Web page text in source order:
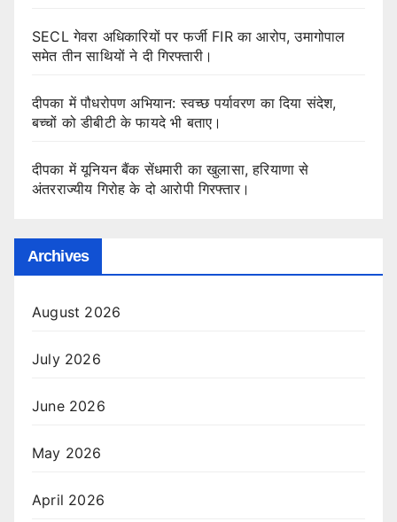
SECL गेवरा अधिकारियों पर फर्जी FIR का आरोप, उमागोपाल
समेत तीन साथियों ने दी गिरफ्तारी।
दीपका में पौधरोपण अभियान: स्वच्छ पर्यावरण का दिया संदेश,
बच्चों को डीबीटी के फायदे भी बताए।
दीपका में यूनियन बैंक सेंधमारी का खुलासा, हरियाणा से
अंतरराज्यीय गिरोह के दो आरोपी गिरफ्तार।
Archives
August 2026
July 2026
June 2026
May 2026
April 2026